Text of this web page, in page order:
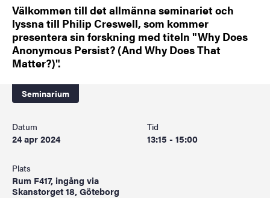
Välkommen till det allmänna seminariet och
lyssna till Philip Creswell, som kommer
presentera sin forskning med titeln "Why Does
Anonymous Persist? (And Why Does That
Matter?)".
Seminarium
Datum
24 apr 2024
Tid
13:15 - 15:00
Plats
Rum F417, ingång via
Skanstorget 18, Göteborg